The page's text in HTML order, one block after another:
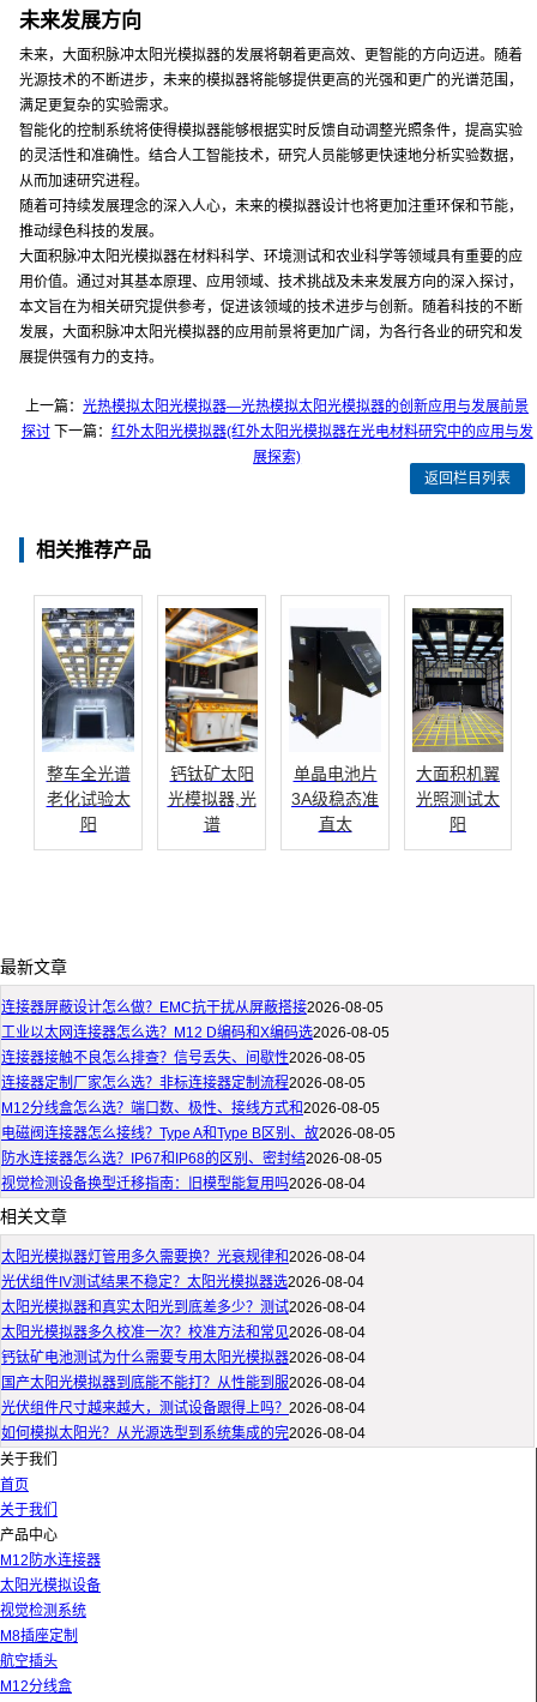
未来发展方向
未来，大面积脉冲太阳光模拟器的发展将朝着更高效、更智能的方向迈进。随着
光源技术的不断进步，未来的模拟器将能够提供更高的光强和更广的光谱范围，
满足更复杂的实验需求。
智能化的控制系统将使得模拟器能够根据实时反馈自动调整光照条件，提高实验
的灵活性和准确性。结合人工智能技术，研究人员能够更快速地分析实验数据，
从而加速研究进程。
随着可持续发展理念的深入人心，未来的模拟器设计也将更加注重环保和节能，
推动绿色科技的发展。
大面积脉冲太阳光模拟器在材料科学、环境测试和农业科学等领域具有重要的应
用价值。通过对其基本原理、应用领域、技术挑战及未来发展方向的深入探讨，
本文旨在为相关研究提供参考，促进该领域的技术进步与创新。随着科技的不断
发展，大面积脉冲太阳光模拟器的应用前景将更加广阔，为各行各业的研究和发
展提供强有力的支持。
上一篇：光热模拟太阳光模拟器—光热模拟太阳光模拟器的创新应用与发展前景
探讨下一篇： 红外太阳光模拟器(红外太阳光模拟器在光电材料研究中的应用与发
展探索)
返回栏目列表
相关推荐产品
整车全光谱
老化试验太
阳
钙钛矿太阳
光模拟器,光
谱
单晶电池片
3A级稳态准
直太
大面积机翼
光照测试太
阳
最新文章
连接器屏蔽设计怎么做？EMC抗干扰从屏蔽搭接2026-08-05
工业以太网连接器怎么选？M12 D编码和X编码选2026-08-05
连接器接触不良怎么排查？信号丢失、间歇性2026-08-05
连接器定制厂家怎么选？非标连接器定制流程2026-08-05
M12分线盒怎么选？端口数、极性、接线方式和2026-08-05
电磁阀连接器怎么接线？Type A和Type B区别、故2026-08-05
防水连接器怎么选？IP67和IP68的区别、密封结2026-08-05
视觉检测设备换型迁移指南：旧模型能复用吗2026-08-04
相关文章
太阳光模拟器灯管用多久需要换？光衰规律和2026-08-04
光伏组件IV测试结果不稳定？太阳光模拟器选2026-08-04
太阳光模拟器和真实太阳光到底差多少？测试2026-08-04
太阳光模拟器多久校准一次？校准方法和常见2026-08-04
钙钛矿电池测试为什么需要专用太阳光模拟器2026-08-04
国产太阳光模拟器到底能不能打？从性能到服2026-08-04
光伏组件尺寸越来越大，测试设备跟得上吗？ 2026-08-04
如何模拟太阳光？从光源选型到系统集成的完2026-08-04
关于我们
首页
关于我们
产品中心
M12防水连接器
太阳光模拟设备
视觉检测系统
M8插座定制
航空插头
M12分线盒